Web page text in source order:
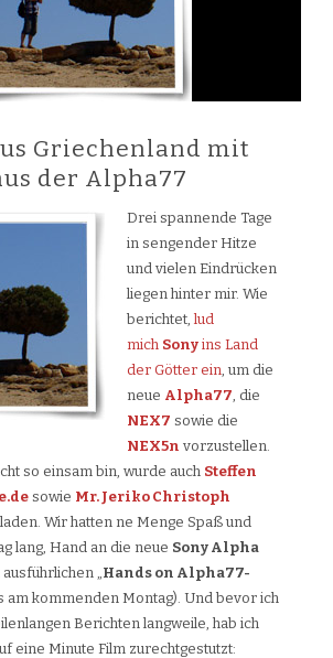
Griechenland mit
der Alpha77
Drei spannende Tage
in sengender Hitze
und vielen Eindrücken
liegen hinter mir. Wie
berichtet, lud
mich Sony ins Land
der Götter ein, um die
neue Alpha77, die
NEX7 sowie die
NEX5n vorzustellen.
so einsam bin, wurde auch Steffen
sowie Mr. Jeriko Christoph
Wir hatten ne Menge Spaß und
lang, Hand an die neue Sony Alpha
„Hands on Alpha77-
am kommenden Montag). Und bevor ich
Berichten langweile, hab ich
eine Minute Film zurechtgestutzt: